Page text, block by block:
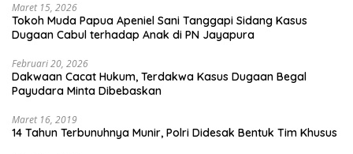
Maret 15, 2026
Tokoh Muda Papua Apeniel Sani Tanggapi Sidang Kasus
Dugaan Cabul terhadap Anak di PN Jayapura
Februari 20, 2026
Dakwaan Cacat Hukum, Terdakwa Kasus Dugaan Begal
Payudara Minta Dibebaskan
Maret 16, 2019
14 Tahun Terbunuhnya Munir, Polri Didesak Bentuk Tim Khusus